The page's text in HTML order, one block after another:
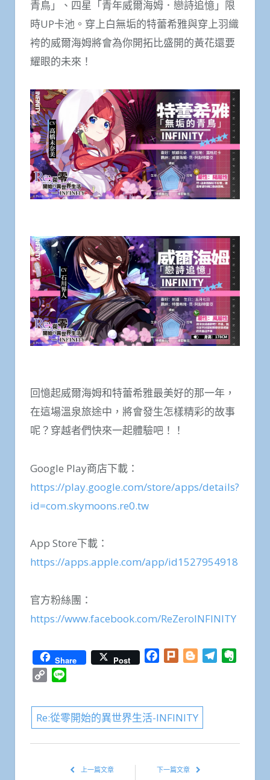
青鳥」、四星「青年威爾海姆．戀詩追憶」限
時UP卡池。穿上白無垢的特蕾希雅與穿上羽織
袴的威爾海姆將會為你開拓比盛開的黃花還要
耀眼的未來！
回憶起威爾海姆和特蕾希雅最美好的那一年，
在這場溫泉旅途中，將會發生怎樣精彩的故事
呢？穿越者們快來一起體驗吧！！
Google Play商店下載：
https://play.google.com/store/apps/details?
id=com.skymoons.re0.tw
App Store下載：
https://apps.apple.com/app/id1527954918
官方粉絲團：
https://www.facebook.com/ReZeroINFINITY
Share Post Facebook
Plurk BloggerTelegram
Copy
Re:從零開始的異世界生活-INFINITY
上一篇文章 下一篇文章